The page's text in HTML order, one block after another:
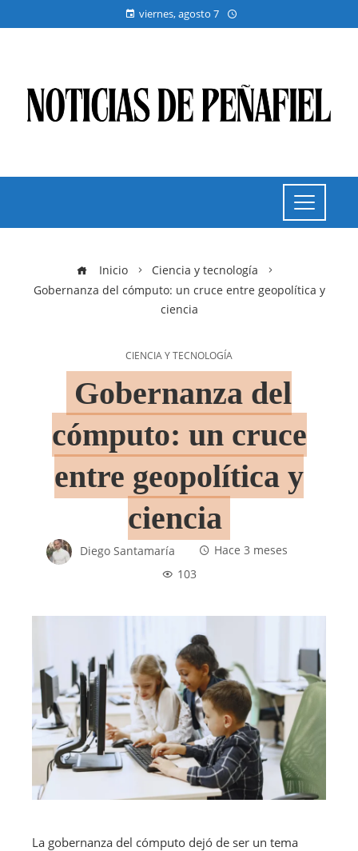
viernes, agosto 7
Inicio
Ciencia y tecnología
Gobernanza del cómputo: un cruce entre geopolítica y
ciencia
CIENCIA Y TECNOLOGÍA
Gobernanza del
cómputo: un cruce
entre geopolítica y
ciencia
Diego Santamaría
Hace 3 meses
103
La gobernanza del cómputo dejó de ser un tema